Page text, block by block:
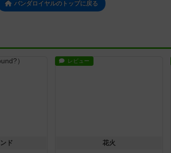
パンダロイヤルのトップに戻る
ド
レビュー
花火